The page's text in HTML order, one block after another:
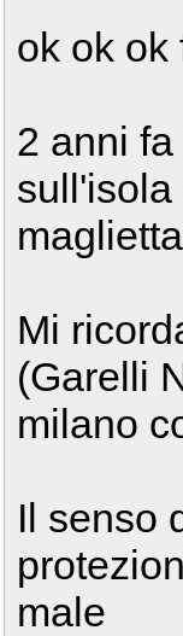
ok ok ok
2 anni
Mi
(Garelli
milano
Il senso
male